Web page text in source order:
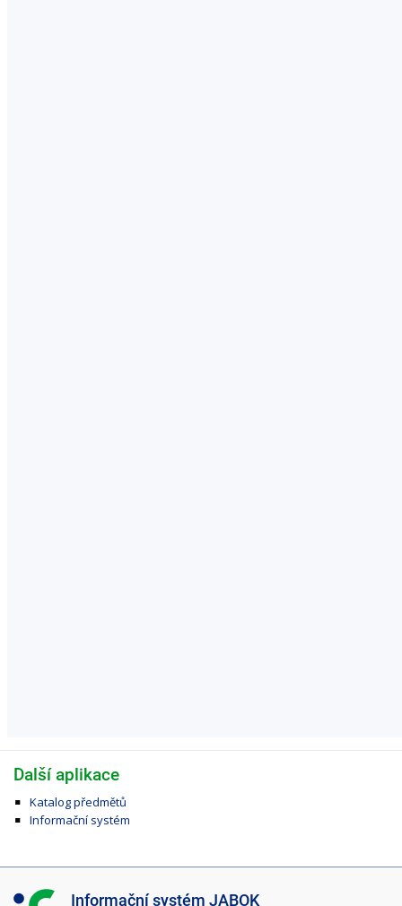
Další aplikace
Katalog předmětů
Informační systém
I Informační systém JABOK